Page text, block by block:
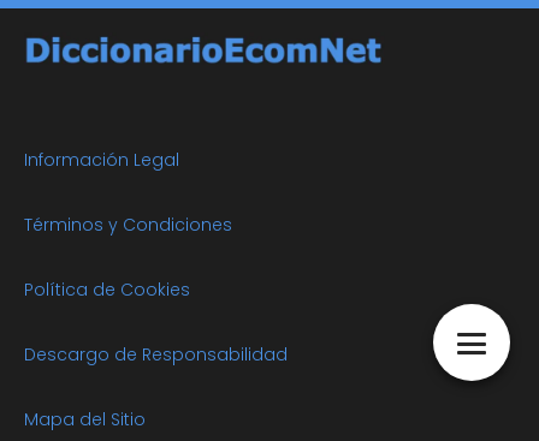
Información Legal
Términos y Condiciones
Política de Cookies
Descargo de Responsabilidad
Mapa del Sitio